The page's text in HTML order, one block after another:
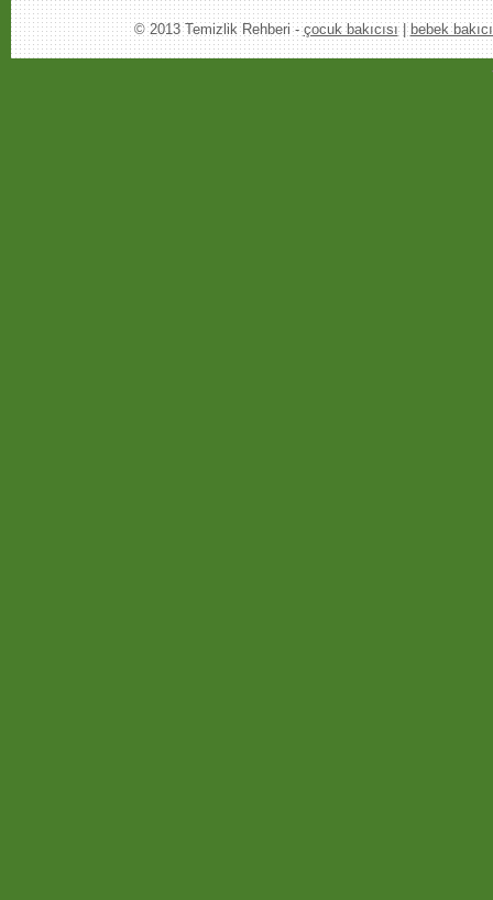
© 2013 Temizlik Rehberi -çocuk bakıcısı| bebek